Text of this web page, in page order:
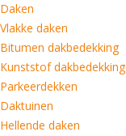
Daken
Vlakke daken
Bitumen dakbedekking
Kunststof dakbedekking
Parkeerdekken
Daktuinen
Hellende daken